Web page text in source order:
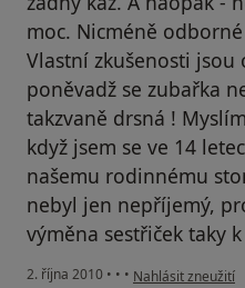
moc. Nicméně
Vlastní zkušenosti
poněvadž se zubařka
takzvaně drsná !
když jsem se ve 14
našemu rodinnému
nebyl jen nepříjemý,
výměna sestřiček taky
2. října 2010 • • • podle názoru
Nahlásit zneužití